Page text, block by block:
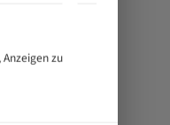
zu